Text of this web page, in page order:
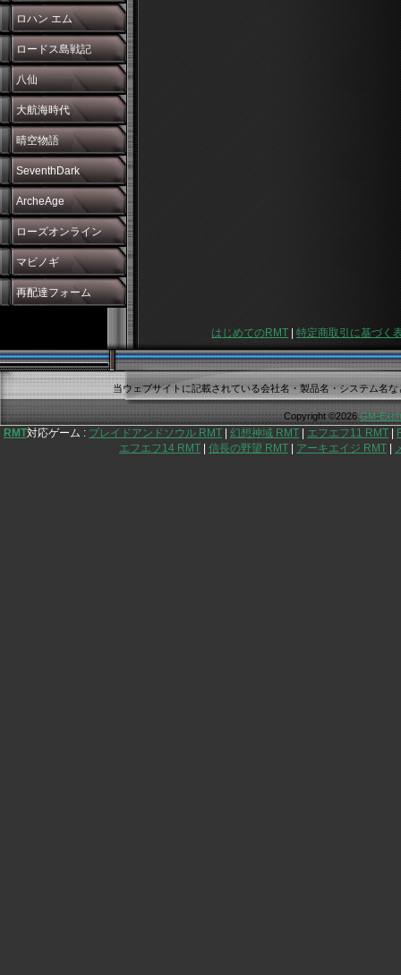
ロハン エム
ロードス島戦記
八仙
大航海時代
晴空物語
SeventhDark
ArcheAge
ローズオンライン
マビノギ
再配達フォーム
はじめてのRMT | 特定商取引に基づく
当ウェブサイトに記載されている会社名・製品名・システム名
Copyright ©2026GM-
RMT対応ゲーム : ブレイドアンドソウル RMT 幻想神域 RMT エフエフ11 RMT
エフエフ14 RMT
信長の野望 RMT アーキエイジ RMT